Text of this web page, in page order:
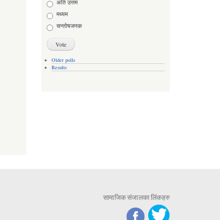
Choicesअति उत्तम
मध्यम
सन्तोषजनक
Older polls
Results
सामाजिक संजालका लिंकहरु